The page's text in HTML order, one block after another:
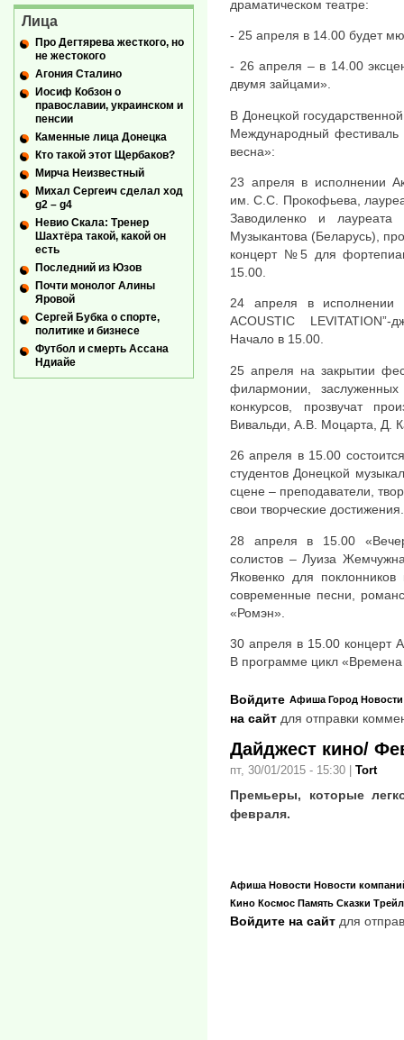
драматическом театре:
- 25 апреля в 14.00 будет
- 26 апреля – в 14.00
двумя зайцами».
В Донецкой
Международный фестиваль
весна»:
23 апреля в исполнении
им. С.С. Прокофьева,
Заводиленко и лауреата
Музыкантова (Беларусь),
концерт №5 для
15.00.
24 апреля в исполнении
ACOUSTIC
Начало в 15.00.
25 апреля на закрытии
филармонии,
конкурсов, прозвучат
Вивальди, А.В. Моцарта, Д.
26 апреля в 15.00
студентов Донецкой
сцене – преподаватели,
свои творческие достижения.
28 апреля в 15.00
солистов – Луиза
Яковенко для
современные песни,
«Ромэн».
30 апреля в 15.00 концерт
В программе цикл «Времена
Афиша Город Новости
Войдите
на сайт для отправки
Дайджест кино/
пт, 30/01/2015 - 15:30 | Tort
Премьеры, которые
февраля.
Афиша Новости Новости
Кино Космос Память Сказки
Войдите на сайт для
Лица
Про Дегтярева жесткого, но
не жестокого
Агония Сталино
Иосиф Кобзон о
православии, украинском и
пенсии
Каменные лица Донецка
Кто такой этот Щербаков?
Мирча Неизвестный
Михал Сергеич сделал ход
g2 – g4
Невио Скала: Тренер
Шахтёра такой, какой он
есть
Последний из Юзов
Почти монолог Алины
Яровой
Сергей Бубка о спорте,
политике и бизнесе
Футбол и смерть Ассана
Ндиайе